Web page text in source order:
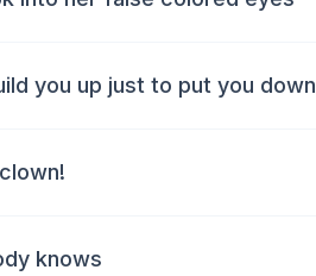
you up just to put you down
knows